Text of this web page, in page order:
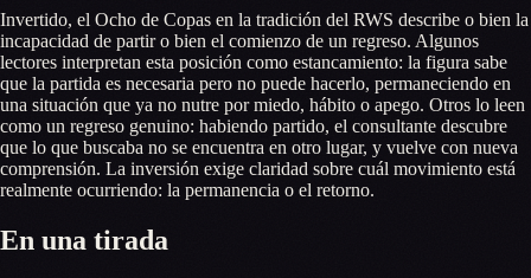
Invertido, el Ocho de Copas en la tradición del RWS describe o bien la
incapacidad de partir o bien el comienzo de un regreso. Algunos
lectores interpretan esta posición como estancamiento: la figura sabe
que la partida es necesaria pero no puede hacerlo, permaneciendo en
una situación que ya no nutre por miedo, hábito o apego. Otros lo leen
como un regreso genuino: habiendo partido, el consultante descubre
que lo que buscaba no se encuentra en otro lugar, y vuelve con nueva
comprensión. La inversión exige claridad sobre cuál movimiento está
realmente ocurriendo: la permanencia o el retorno.
En una tirada